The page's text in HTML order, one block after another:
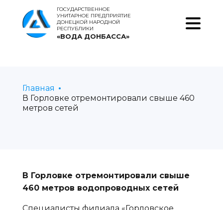
ГОСУДАРСТВЕННОЕ
УНИТАРНОЕ ПРЕДПРИЯТИЕ
ДОНЕЦКОЙ НАРОДНОЙ
РЕСПУБЛИКИ
«ВОДА ДОНБАССА»
Главная
В Горловке отремонтировали свыше 460
метров сетей
В Горловке отремонтировали свыше
460 метров водопроводных сетей